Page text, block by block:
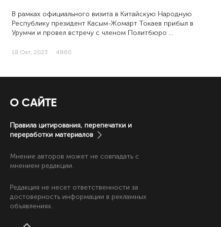
В рамках официального визита в Китайскую Народную
Республику президент Касым-Жомарт Токаев прибыл в
Урумчи и провел встречу с членом Политбюро …
18 Окт, 2023 4860
О САЙТЕ
Правила цитирования, перепечатки и
переработки материалов
Мнение авторов может не совпадать с
мнением редакции.
Редакция не несет ответственности за
достоверность информации в рекламных
объявлениях.